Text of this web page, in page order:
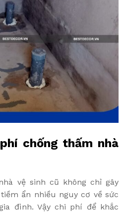
chống thấm nhà
vệ sinh cũ không chỉ gây
ẩn nhiều nguy cơ về sức
đình. Vậy chi phí để khắc